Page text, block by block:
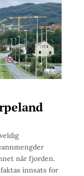
når fjorden.
innsats for